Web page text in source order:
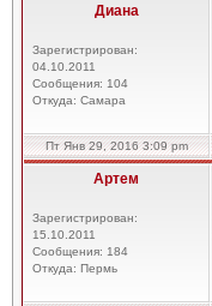
Диана
Зарегистрирован:
04.10.2011
Сообщения: 104
Откуда: Самара
Пт Янв 29, 2016 3:09 pm
Артем
Зарегистрирован:
15.10.2011
Сообщения: 184
Откуда: Пермь